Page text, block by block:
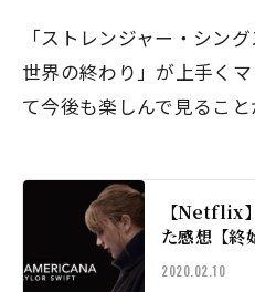
「ストレンジャー・シン
世界の終わり」が上手く
て今後も楽しんで見ること
【Netflix
た感想【終
2020.02.10